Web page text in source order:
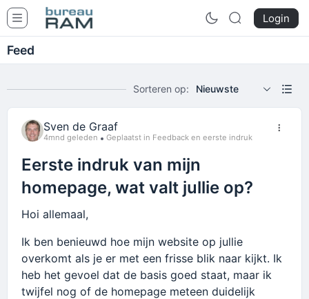
Login
Feed
Sorteren op: Nieuwste
Sven de Graaf
4mnd geleden Geplaatst in Feedback en eerste indruk
Eerste indruk van mijn
homepage, wat valt jullie op?
Hoi allemaal,
Ik ben benieuwd hoe mijn website op jullie
overkomt als je er met een frisse blik naar kijkt. Ik
heb het gevoel dat de basis goed staat, maar ik
twijfel nog of de homepage meteen duidelijk